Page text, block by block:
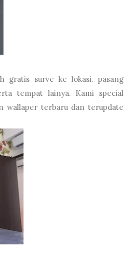
gratis surve ke lokasi. pasang
tempat lainya. Kami special
wallaper terbaru dan terupdate